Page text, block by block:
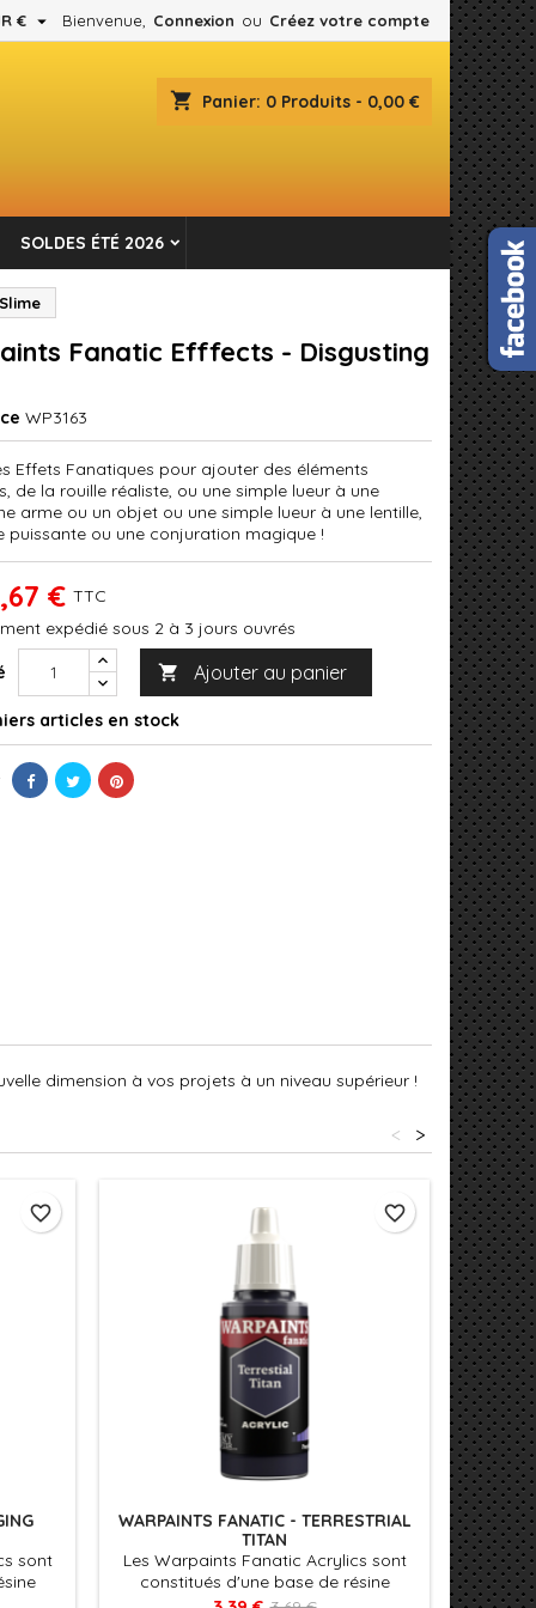
Bienvenue, Connexion ou Créez votre compte
€ 
shopping_cart Panier: 0 Produits - 0,00 €
SOLDES ÉTÉ 2026
Fanatic Efffects - Disgusting
WP3163
Effets Fanatiques pour ajouter des éléments
de la rouille réaliste, ou une simple lueur à une
arme ou un objet ou une simple lueur à une lentille,
puissante ou une conjuration magique !
€ TTC
expédié sous 2 à 3 jours ouvrés
 Ajouter au panier
articles en stock
dimension à vos projets à un niveau supérieur !
>
<
sont
favorite_border
WARPAINTS FANATIC - TERRESTRIAL
TITAN
Les Warpaints Fanatic Acrylics sont
constitués d'une base de résine
acrylique très couvrante qui délivre
favorite_border
la